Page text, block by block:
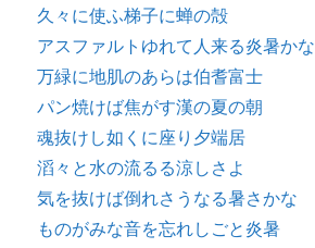
久々に使ふ梯子に蝉の殻
アスファルトゆれて人来る炎暑かな
万緑に地肌のあらは伯耆富士
パン焼けば焦がす漢の夏の朝
魂抜けし如くに座り夕端居
滔々と水の流るる涼しさよ
気を抜けば倒れさうなる暑さかな
ものがみな音を忘れしごと炎暑